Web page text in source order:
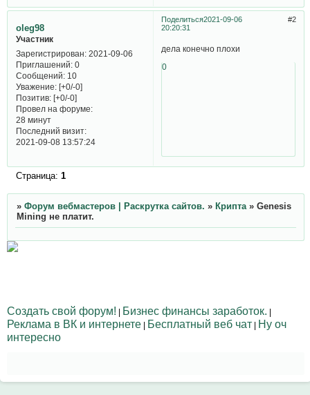
Поделиться 2
2021-09-06
20:20:31
oleg98
Участник
Зарегистрирован: 2021-09-06
Приглашений:0
Сообщений:10
Уважение: [+0/-0]
Позитив: [+0/-0]
Провел на форуме:
28 минут
Последний визит:
2021-09-08 13:57:24
дела конечно плохи
0
Страница: 1
» Форум вебмастеров | Раскрутка сайтов. » Крипта » Genesis
Mining не платит.
Создать свой форум! | Бизнес финансы заработок. |
Реклама в ВК и интернете | Бесплатный веб чат | Ну оч
интересно